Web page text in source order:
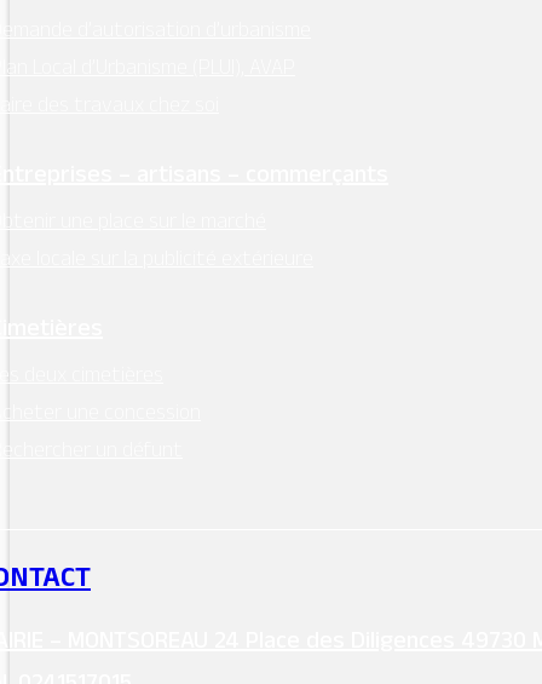
d’autorisation d’urbanisme
Local d’Urbanisme (PLUI), AVAP
des travaux chez soi
– artisans – commerçants
une place sur le marché
locale sur la publicité extérieure
deux cimetières
une concession
un défunt
– MONTSOREAU 24 Place des Diligences